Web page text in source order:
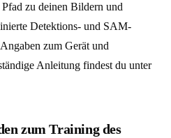
zu deinen Bildern und
Detektions- und SAM-
zum Gerät und
Anleitung findest du unter
zum Training des